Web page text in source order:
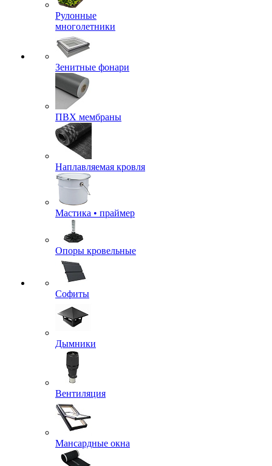
Рулонные
многолетники
Зенитные фонари
ПВХ мембраны
Наплавляемая кровля
Мастика • праймер
Опоры кровельные
Софиты
Дымники
Вентиляция
Мансардные окна